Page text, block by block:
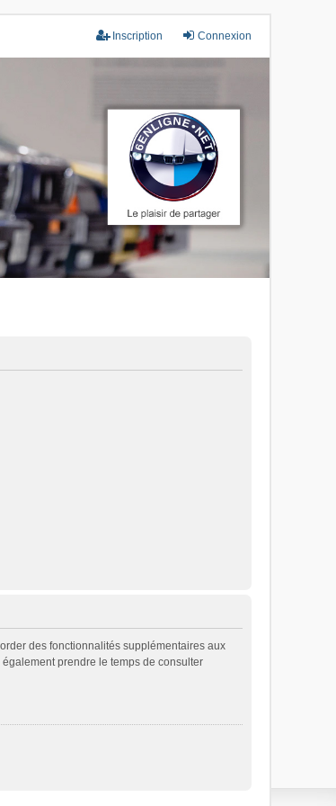
Connexion
Inscription
des fonctionnalités supplémentaires aux
prendre le temps de consulter